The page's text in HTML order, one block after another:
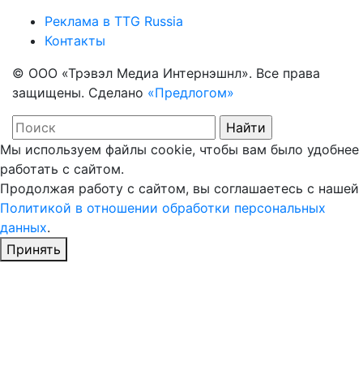
Реклама в TTG Russia
Контакты
© ООО «Трэвэл Медиа Интернэшнл». Все права
защищены. Сделано «Предлогом»
Мы используем файлы cookie, чтобы вам было удобнее
работать с сайтом.
Продолжая работу с сайтом, вы соглашаетесь с нашей
Политикой в отношении обработки персональных
данных.
Принять